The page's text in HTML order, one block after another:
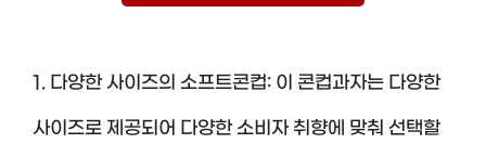
1. 다양한 사이즈의 소프트콘컵: 이 콘컵과자는 다양한
사이즈로 제공되어 다양한 소비자 취향에 맞춰 선택할